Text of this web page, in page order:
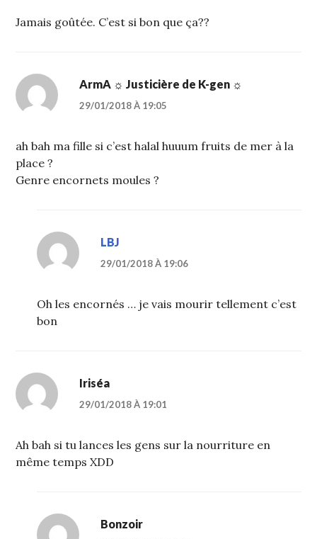
Jamais goûtée. C’est si bon que ça??
ArmA ☼ Justicière de K-gen ☼
29/01/2018 À 19:05
ah bah ma fille si c’est halal huuum fruits de mer à la
place ?
Genre encornets moules ?
LBJ
29/01/2018 À 19:06
Oh les encornés … je vais mourir tellement c’est
bon
Iriséa
29/01/2018 À 19:01
Ah bah si tu lances les gens sur la nourriture en
même temps XDD
Bonzoir